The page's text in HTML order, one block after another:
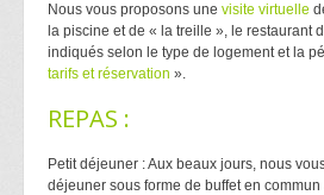
Nous vous proposons une visite virtuelle
la piscine et de « la treille », le restaurant
indiqués selon le type de logement et la
tarifs et réservation ».
REPAS :
Petit déjeuner : Aux beaux jours, nous
déjeuner sous forme de buffet en